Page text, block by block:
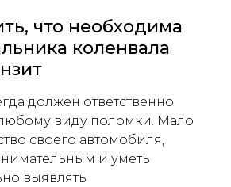
что необходима
коленвала
должен ответственно
виду поломки. Мало
своего автомобиля,
и уметь
выявлять